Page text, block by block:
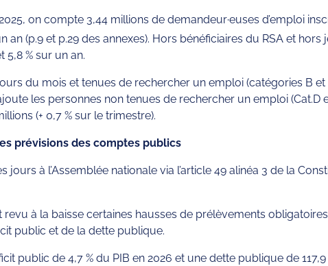
on compte 3,44 millions de demandeur·euses d’emploi
an (p.9 et p.29 des annexes). Hors bénéficiaires du RSA et hors
5,8 % sur un an.
du mois et tenues de rechercher un emploi (catégories B et
les personnes non tenues de rechercher un emploi
(+ 0,7 % sur le trimestre).
prévisions des comptes publics
jours à l’Assemblée nationale via l’article 49 alinéa 3 de la
à la baisse certaines hausses de prélèvements
public et de la dette publique.
public de 4,7 % du PIB en 2026 et une dette publique de